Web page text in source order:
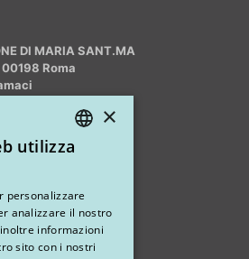
DI MARIA SANT.MA
Roma
MED
Avezzano (AQ)
×
utilizza
personalizzare
analizzare il nostro
informazioni
sito con i nostri